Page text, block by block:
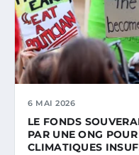
6 MAI 2026
LE FONDS
PAR UNE ONG
CLIMATIQUES